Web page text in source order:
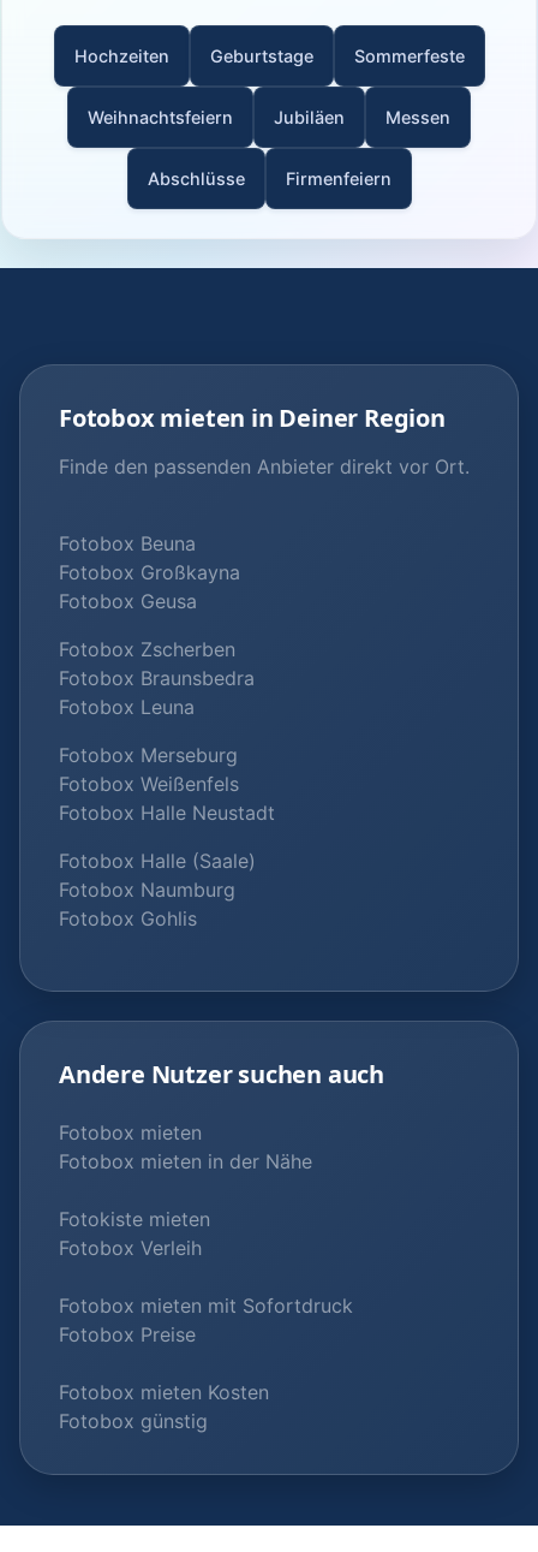
Hochzeiten Geburtstage Sommerfeste
Weihnachtsfeiern Jubiläen Messen
Abschlüsse Firmenfeiern
Fotobox mieten in Deiner Region
Finde den passenden Anbieter direkt vor Ort.
Fotobox Beuna
Fotobox Großkayna
Fotobox Geusa
Fotobox Zscherben
Fotobox Braunsbedra
Fotobox Leuna
Fotobox Merseburg
Fotobox Weißenfels
Fotobox Halle Neustadt
Fotobox Halle (Saale)
Fotobox Naumburg
Fotobox Gohlis
Andere Nutzer suchen auch
Fotobox mieten
Fotobox mieten in der Nähe
Fotokiste mieten
Fotobox Verleih
Fotobox mieten mit Sofortdruck
Fotobox Preise
Fotobox mieten Kosten
Fotobox günstig